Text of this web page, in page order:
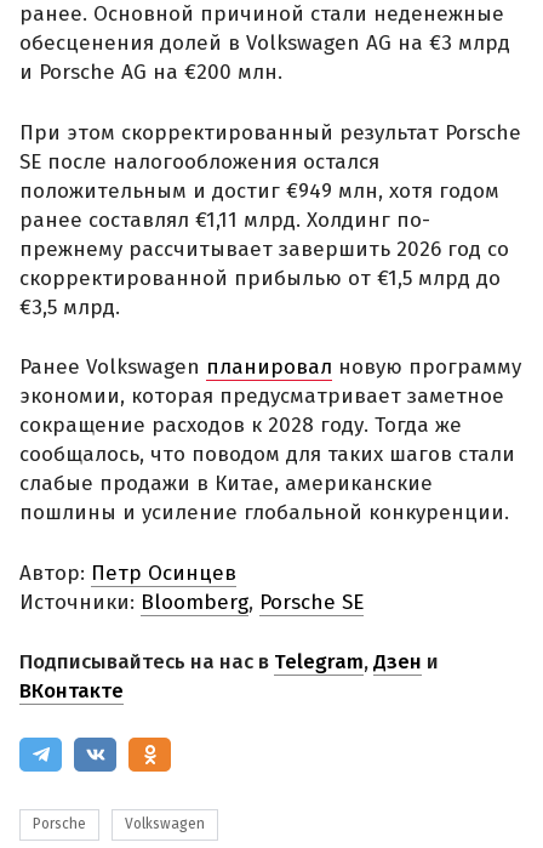
ранее. Основной причиной стали неденежные
обесценения долей в Volkswagen AG на €3 млрд
и Porsche AG на €200 млн.
При этом скорректированный результат Porsche
SE после налогообложения остался
положительным и достиг €949 млн, хотя годом
ранее составлял €1,11 млрд. Холдинг по-
прежнему рассчитывает завершить 2026 год со
скорректированной прибылью от €1,5 млрд до
€3,5 млрд.
Ранее Volkswagen планировал новую программу
экономии, которая предусматривает заметное
сокращение расходов к 2028 году. Тогда же
сообщалось, что поводом для таких шагов стали
слабые продажи в Китае, американские
пошлины и усиление глобальной конкуренции.
Автор: Петр Осинцев
Источники: Bloomberg, Porsche SE
Подписывайтесь на нас в Telegram,Дзен и
ВКонтакте
Porsche Volkswagen